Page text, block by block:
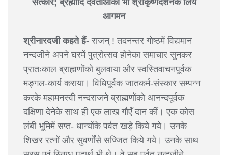
सत्कार; ब्रह्मादि देवताओंका भी श्रीकृष्णदर्शनके लिये
आगमन
श्रीनारदजी कहते हैं- राजन् ! तदनन्तर गोष्ठमें विद्यमान
नन्दजीने अपने घरमें पुत्रोत्सव होनेका समाचार सुनकर
प्रातःकाल ब्राह्मणोंको बुलवाया और स्वस्तिवाचनपूर्वक
मङ्गल-कार्य कराया। विधिपूर्वक जातकर्म-संस्कार सम्पन्न
करके महामनस्वी नन्दराजने ब्राह्मणोंको आनन्दपूर्वक
दक्षिणा देनेके साथ ही एक लाख गौएँ दान कीं। एक कोस
लंबी भूमिमें सप्त- धान्योंके पर्वत खड़े किये गये। उनके
शिखर रत्नों और सुवर्णोंसे सज्जित किये गये। उनके साथ